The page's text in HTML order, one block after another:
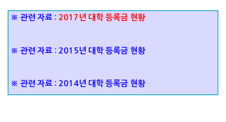
※ 관련 자료 : 2017년 대학 등록금 현황
※ 관련 자료 : 2015년 대학 등록금 현황
※ 관련 자료 : 2014년 대학 등록금 현황